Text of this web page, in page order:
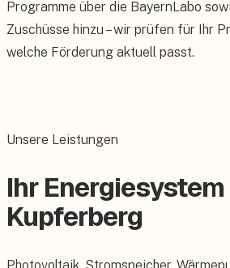
Programme über die BayernLabo
Zuschüsse hinzu – wir prüfen für Ihr
welche Förderung aktuell passt.
Unsere Leistungen
Ihr Energiesystem
Kupferberg
Photovoltaik, Stromspeicher,